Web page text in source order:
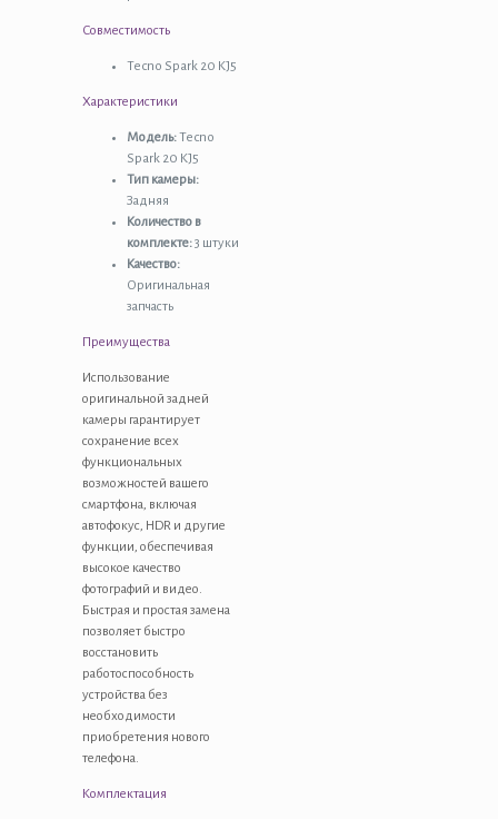
Совместимость
Tecno Spark 20 KJ5
Характеристики
Модель:Tecno
Spark 20 KJ5
Тип камеры:
Задняя
Количество в
комплекте:3 штуки
Качество:
Оригинальная
запчасть
Преимущества
Использование
оригинальной задней
камеры гарантирует
сохранение всех
функциональных
возможностей вашего
смартфона, включая
автофокус, HDR и другие
функции, обеспечивая
высокое качество
фотографий и видео.
Быстрая и простая замена
позволяет быстро
восстановить
работоспособность
устройства без
необходимости
приобретения нового
телефона.
Комплектация